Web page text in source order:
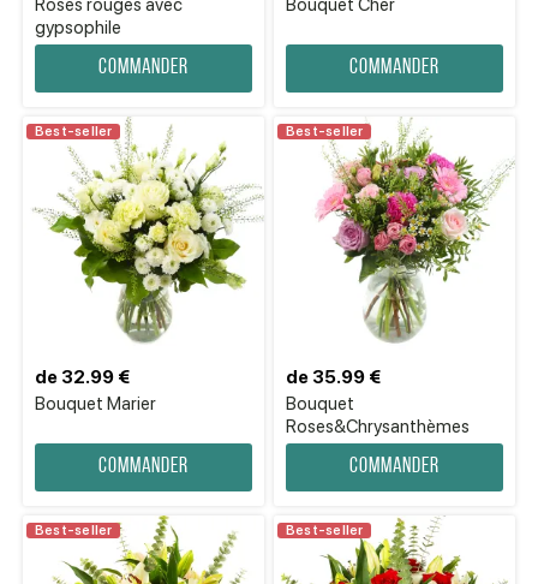
Roses rouges avec
gypsophile
Commander
Bouquet Cher
Commander
Best-seller
Bouquet Marier
de 32.99 €
Commander
Best-seller
Bouquet
Roses&Chrysanthèmes
de 35.99 €
Commander
Best-seller Best-seller